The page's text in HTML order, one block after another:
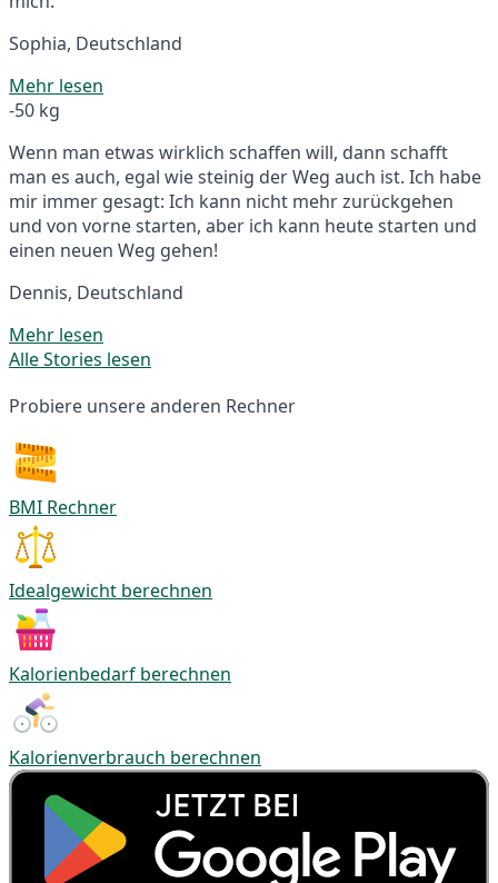
Sophia, Deutschland
Mehr lesen
-50 kg
Wenn man etwas wirklich schaffen will, dann schafft
man es auch, egal wie steinig der Weg auch ist. Ich habe
mir immer gesagt: Ich kann nicht mehr zurückgehen
und von vorne starten, aber ich kann heute starten und
einen neuen Weg gehen!
Dennis, Deutschland
Mehr lesen
Alle Stories lesen
Probiere unsere anderen Rechner
BMI Rechner
Idealgewicht berechnen
Kalorienbedarf berechnen
Kalorienverbrauch berechnen